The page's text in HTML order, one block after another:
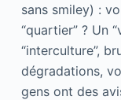
sans smiley) :
“quartier” ? Un
“interculture”,
dégradations,
gens ont des